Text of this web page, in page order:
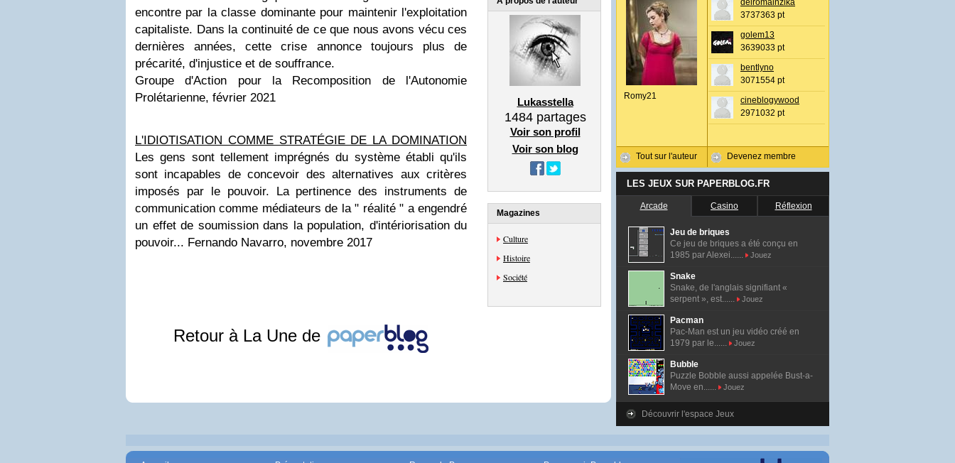
encontre par la classe dominante pour maintenir l'exploitation
capitaliste. Dans la continuité de ce que nous avons vécu ces
dernières années, cette crise annonce toujours plus de
précarité, d'injustice et de souffrance.
Groupe d'Action pour la Recomposition de l'Autonomie
Prolétarienne, février 2021
L'IDIOTISATION COMME STRATÉGIE DE LA DOMINATION
Les gens sont tellement imprégnés du système établi qu'ils
sont incapables de concevoir des alternatives aux critères
imposés par le pouvoir. La pertinence des instruments de
communication comme médiateurs de la " réalité " a engendré
un effet de soumission dans la population, d'intériorisation du
pouvoir... Fernando Navarro, novembre 2017
Retour à La Une de
Lukasstella
1484partages
Voir son profil
Voir son blog
Magazines
Culture
Histoire
Société
Romy21
Tout sur l'auteur
delromainzika
3737363 pt
golem13
3639033 pt
bentlyno
3071554 pt
cineblogywood
2971032 pt
Devenez membre
LES JEUX SUR PAPERBLOG.FR
Arcade Casino Réflexion
Jeu de briques
Ce jeu de briques a été conçu en
1985 par Alexei......
Jouez
Snake
Snake, de l'anglais signifiant «
serpent », est......
Jouez
Pacman
Pac-Man est un jeu vidéo créé en
1979 par le......
Jouez
Bubble
Puzzle Bobble aussi appelée Bust-a-
Move en......
Jouez
Découvrir l'espace Jeux